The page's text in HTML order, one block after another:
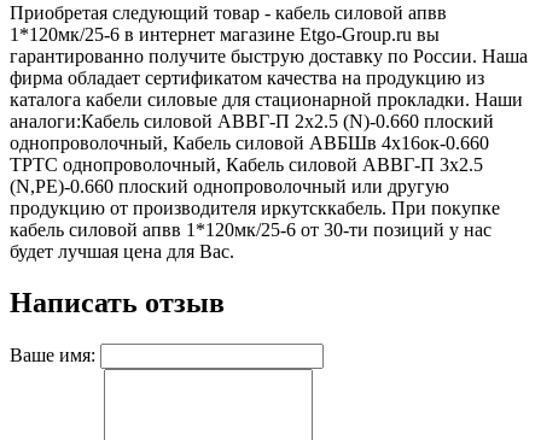
Приобретая следующий товар - кабель силовой апвв
1*120мк/25-6 в интернет магазине Etgo-Group.ru вы
гарантированно получите быструю доставку по России. Наша
фирма обладает сертификатом качества на продукцию из
каталога кабели силовые для стационарной прокладки. Наши
аналоги:Кабель силовой АВВГ-П 2х2.5 (N)-0.660 плоский
однопроволочный, Кабель силовой АВБШв 4х16ок-0.660
ТРТС однопроволочный, Кабель силовой АВВГ-П 3х2.5
(N,РЕ)-0.660 плоский однопроволочный или другую
продукцию от производителя иркутсккабель. При покупке
кабель силовой апвв 1*120мк/25-6 от 30-ти позиций у нас
будет лучшая цена для Вас.
Написать отзыв
Ваше имя: